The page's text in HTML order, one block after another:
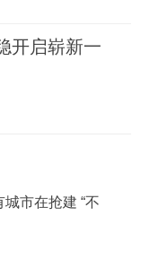
开启崭新一
市在抢建 “不